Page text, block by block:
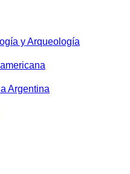
y Arqueología
Argentina